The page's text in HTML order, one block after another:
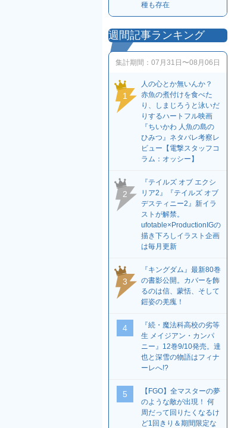
種も存在
週間記事ランキング
集計期間： 07月31日〜08月06日
1
人の心とか無いんか？
赤魚の煮付けを食べた
り、しまじろうと泳いだ
りするハートフル映画
『ちいかわ 人魚の島の
ひみつ』ネタバレ考察レ
ビュー【電撃スタッフコ
ラム：オッシー】
2
『テイルズ オブ エクシ
リア2』『テイルズ オブ
デスティニー2』新イラ
ストが解禁。
ufotable×ProductionIGの
描き下ろしイラスト企画
は毎月更新
3
『キングダム』最新80巻
の書影公開。カバーを飾
るのは信、蒙恬、そして
鎧姿の羌瘣！
4
『続・魔法科高校の劣等
生 メイジアン・カンパ
ニー』12巻9/10発売。達
也と深雪の物語はフィナ
ーレへ!?
5
【FGO】全マスターの夢
のような敵が出現！ 何
周だって回りたくなるけ
ど1回きり＆期間限定な